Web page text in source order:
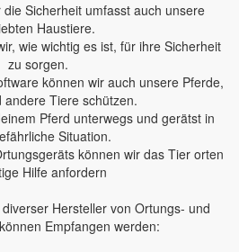
Sicherheit umfasst auch unsere
Haustiere.
wie wichtig es ist, für ihre Sicherheit
zu sorgen.
können wir auch unsere Pferde,
andere Tiere schützen.
Pferd unterwegs und gerätst in
Situation.
können wir das Tier orten
Hilfe anfordern
Hersteller von Ortungs- und
Empfangen werden: